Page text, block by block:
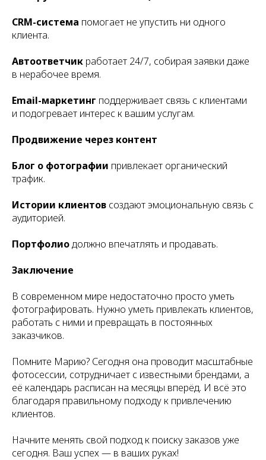
CRM-система помогает не упустить ни одного
клиента.
Автоответчик работает 24/7, собирая заявки даже
в нерабочее время.
Email-маркетинг поддерживает связь с клиентами
и подогревает интерес к вашим услугам.
Продвижение через контент
Блог о фотографии привлекает органический
трафик.
Истории клиентов создают эмоциональную связь с
аудиторией.
Портфолиодолжно впечатлять и продавать.
Заключение
В современном мире недостаточно просто уметь
фотографировать. Нужно уметь привлекать клиентов,
работать с ними и превращать в постоянных
заказчиков.
Помните Марию? Сегодня она проводит масштабные
фотосессии, сотрудничает с известными брендами, а
её календарь расписан на месяцы вперёд. И всё это
благодаря правильному подходу к привлечению
клиентов.
Начните менять свой подход к поиску заказов уже
сегодня. Ваш успех — в ваших руках!